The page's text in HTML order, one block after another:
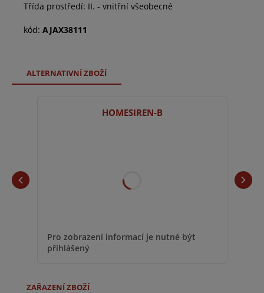
Třída prostředí: II. - vnitřní všeobecné
kód: AJAX38111
ALTERNATIVNÍ ZBOŽÍ
HOMESIREN-B
Pro zobrazení informací je nutné být
přihlášený
ZAŘAZENÍ ZBOŽÍ